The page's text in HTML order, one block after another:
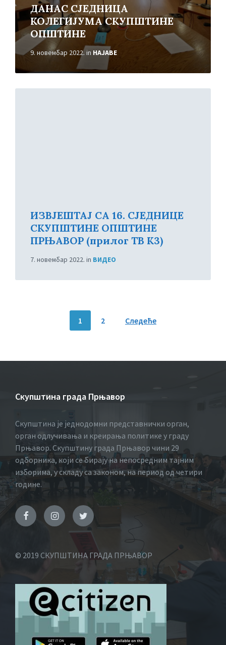
ДАНАС СЈЕДНИЦА
КОЛЕГИЈУМА СКУПШТИНЕ
ОПШТИНЕ
9. новембар 2022. in НАЈАВЕ
ИЗВЈЕШТАЈ СА 16. СЈЕДНИЦЕ
СКУПШТИНЕ ОПШТИНЕ
ПРЊАВОР (прилог ТВ К3)
7. новембар 2022. in ВИДЕО
Пагинација
1 2 Следеће
Скупштина града Прњавор
Скупштина је једнодомни представнички орган,
орган одлучивања и креирања политике у граду
Прњавор. Скупштину града Прњавор чини 29
одборника, који се бирају на непосредним тајним
изборима, у складу са законом, на период од четири
године.
© 2019 СКУПШТИНА ГРАДА ПРЊАВОР